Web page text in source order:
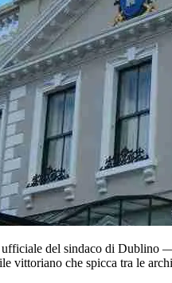
ufficiale del sindaco di Dublino
vittoriano che spicca tra le